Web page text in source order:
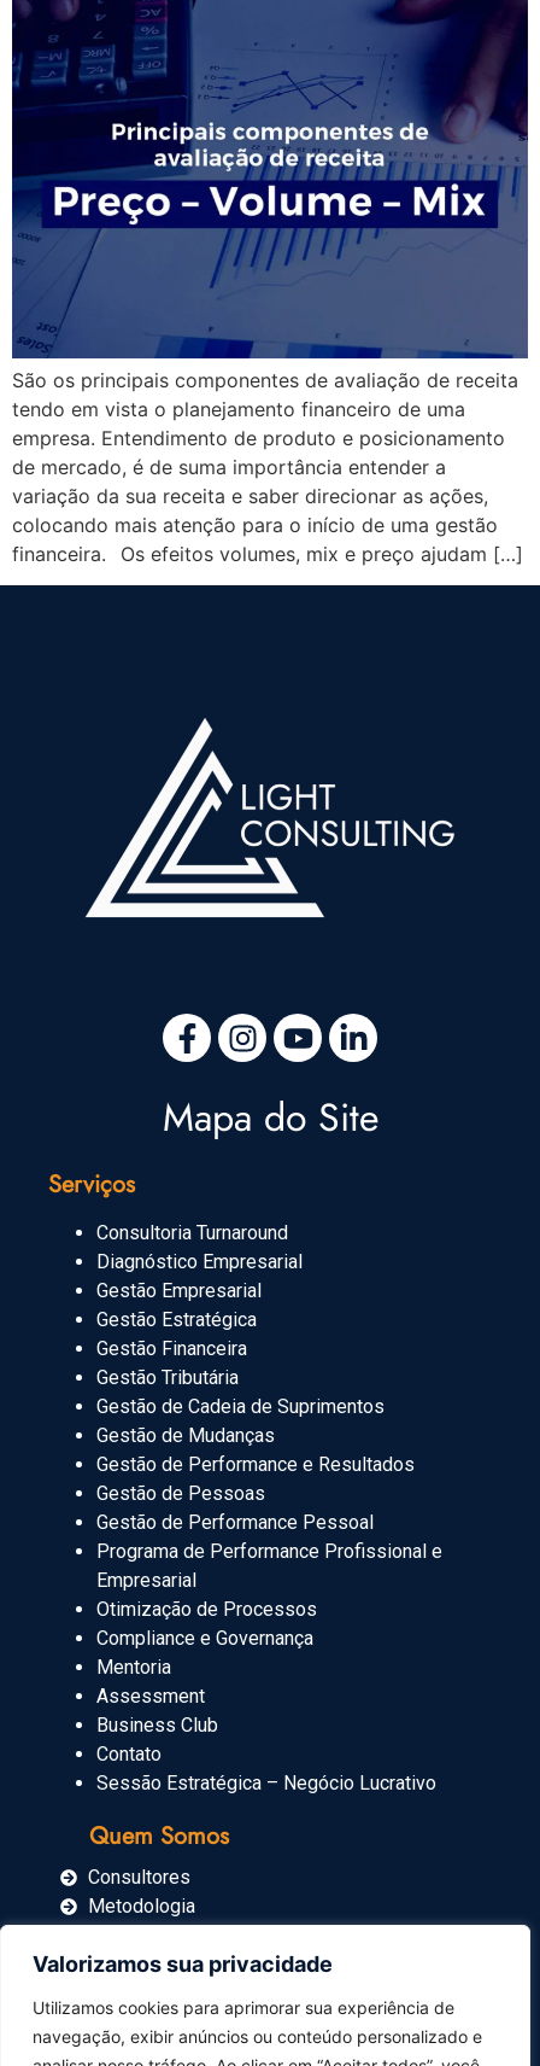
Valorizamos sua privacidade
Utilizamos cookies para aprimorar sua experiência de
navegação, exibir anúncios ou conteúdo personalizado e
São os principais componentes de avaliação de receita
tendo em vista o planejamento financeiro de uma
empresa. Entendimento de produto e posicionamento
de mercado, é de suma importância entender a
variação da sua receita e saber direcionar as ações,
colocando mais atenção para o início de uma gestão
financeira.⠀Os efeitos volumes, mix e preço ajudam […]
Mapa do Site
Quem Somos
Consultores
Metodologia
Blog
Imprensa
Carrinho
Serviços
Consultoria Turnaround
Diagnóstico Empresarial
Gestão Empresarial
Gestão Estratégica
Gestão Financeira
Gestão Tributária
Gestão de Cadeia de Suprimentos
Gestão de Mudanças
Gestão de Performance e Resultados
Gestão de Pessoas
Gestão de Performance Pessoal
Programa de Performance Profissional e
Empresarial
Otimização de Processos
Compliance e Governança
Mentoria
Assessment
Business Club
Contato
Sessão Estratégica – Negócio Lucrativo